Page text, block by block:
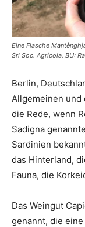
Eine Flasche
Srl Soc. Agricola, BU:
Berlin,
Allgemeinen und
die Rede, wenn
Sadigna
Sardinien
das Hinterland,
Fauna, die
Das Weingut
genannt, die